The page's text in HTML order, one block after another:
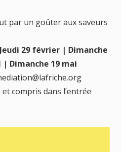
par un goûter aux saveurs
Jeudi 29 février | Dimanche
| Dimanche 19 mai
compris dans l’entrée